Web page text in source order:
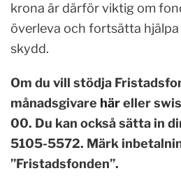
krona är därför viktig om
överleva och fortsätta
skydd.
Om du vill stödja
månadsgivare häreller
00. Du kan också sätta in
5105-5572. Märk
”Fristadsfonden”.